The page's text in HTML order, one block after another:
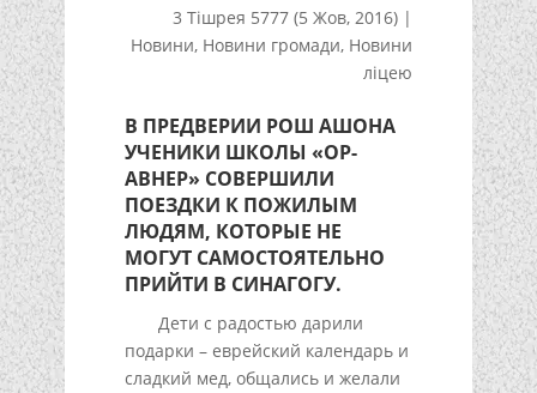
3 Тішрея 5777 (5 Жов, 2016) |
Новини, Новини громади, Новини
ліцею
В ПРЕДВЕРИИ РОШ АШОНА
УЧЕНИКИ ШКОЛЫ «ОР-
АВНЕР» СОВЕРШИЛИ
ПОЕЗДКИ К ПОЖИЛЫМ
ЛЮДЯМ, КОТОРЫЕ НЕ
МОГУТ САМОСТОЯТЕЛЬНО
ПРИЙТИ В СИНАГОГУ.
Дети с радостью дарили
подарки – еврейский календарь и
сладкий мед, общались и желали